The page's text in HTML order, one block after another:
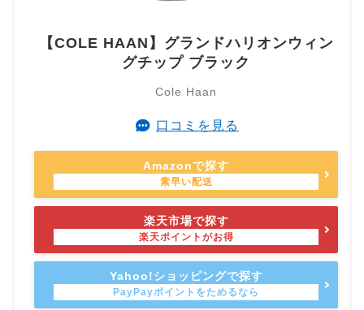
【COLE HAAN】グランドハリオンウィン
グチップ ブラック
Cole Haan
口コミを見る
Amazonで探す
楽天市場で探す
Yahoo!ショッピングで探す